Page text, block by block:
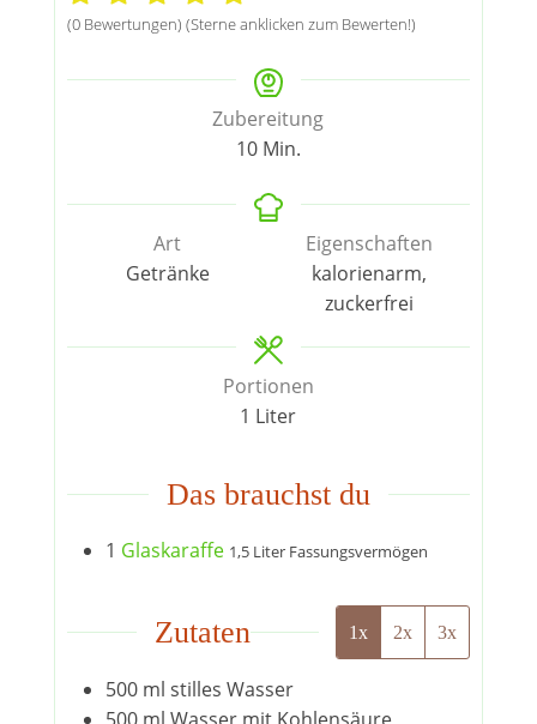
(0 Bewertungen) (Sterne anklicken zum Bewerten!)
Zubereitung
10Minuten
Min.
Art
Getränke
Eigenschaften
kalorienarm,
zuckerfrei
Portionen
1 Liter
Das brauchst du
1 Glaskaraffe 1,5 Liter Fassungsvermögen
Zutaten 1x 2x 3x
500 ml stilles Wasser
500 ml Wasser mit Kohlensäure